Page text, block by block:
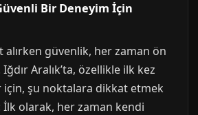
Bir Deneyim İçin
güvenlik, her zaman ön
Iğdır Aralık’ta, özellikle ilk kez
için, şu noktalara dikkat etmek
İlk olarak, her zaman kendi